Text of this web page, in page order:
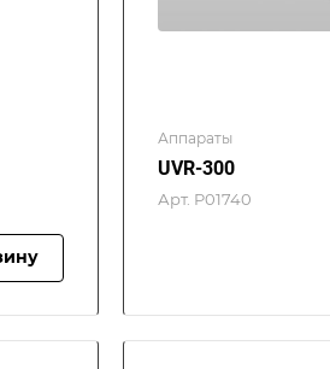
Аппараты
UVR-300
Арт. P01740